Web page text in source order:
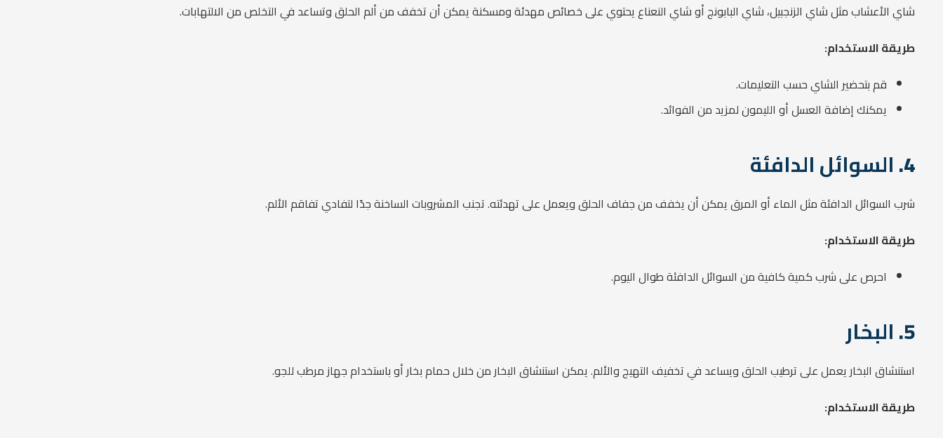
شاي الأعشاب مثل شاي الزنجبيل، شاي البابونج أو شاي النعناع يحتوي على خصائص مهدئة ومسكنة يمكن أن تخفف من ألم الحلق وتساعد في التخلص من الالتهابات.
طريقة الاستخدام:
قم بتحضير الشاي حسب التعليمات.
يمكنك إضافة العسل أو الليمون لمزيد من الفوائد.
4. السوائل الدافئة
شرب السوائل الدافئة مثل الماء أو المرق يمكن أن يخفف من جفاف الحلق ويعمل على تهدئته. تجنب المشروبات الساخنة جدًا لتفادي تفاقم الألم.
طريقة الاستخدام:
احرص على شرب كمية كافية من السوائل الدافئة طوال اليوم.
5. البخار
استنشاق البخار يعمل على ترطيب الحلق ويساعد في تخفيف التهيج والألم. يمكن استنشاق البخار من خلال حمام بخار أو باستخدام جهاز مرطب للجو.
طريقة الاستخدام: